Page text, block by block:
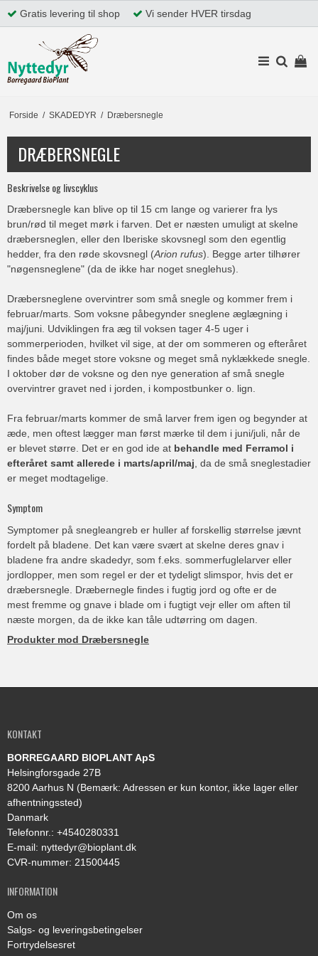
Gratis levering til shop Vi sender HVER tirsdag
Forside / SKADEDYR / Dræbersnegle
DRÆBERSNEGLE
Beskrivelse og livscyklus
Dræbersnegle kan blive op til 15 cm lange og varierer fra lys
brun/rød til meget mørk i farven. Det er næsten umuligt at skelne
dræbersneglen, eller den Iberiske skovsnegl som den egentlig
hedder, fra den røde skovsnegl (Arion rufus). Begge arter tilhører
"nøgensneglene" (da de ikke har noget sneglehus).
Dræbersneglene overvintrer som små snegle og kommer frem i
februar/marts. Som voksne påbegynder sneglene æglægning i
maj/juni. Udviklingen fra æg til voksen tager 4-5 uger i
sommerperioden, hvilket vil sige, at der om sommeren og efteråret
findes både meget store voksne og meget små nyklækkede snegle.
I oktober dør de voksne og den nye generation af små snegle
overvintrer gravet ned i jorden, i kompostbunker o. lign.
Fra februar/marts kommer de små larver frem igen og begynder at
æde, men oftest lægger man først mærke til dem i juni/juli, når de
er blevet større. Det er en god ide at behandle med Ferramol i
efteråret samt allerede i marts/april/maj , da de små sneglestadier
er meget modtagelige.
Symptom
Symptomer på snegleangreb er huller af forskellig størrelse jævnt
fordelt på bladene. Det kan være svært at skelne deres gnav i
bladene fra andre skadedyr, som f.eks. sommerfuglelarver eller
jordlopper, men som regel er der et tydeligt slimspor, hvis det er
dræbersnegle. Dræbernegle findes i fugtig jord og ofte er de
mest fremme og gnave i blade om i fugtigt vejr eller om aften til
næste morgen, da de ikke kan tåle udtørring om dagen.
Produkter mod Dræbersnegle
KONTAKT
BORREGAARD BIOPLANT ApS
Helsingforsgade 27B
8200 Aarhus N (Bemærk: Adressen er kun kontor, ikke lager eller
afhentningssted)
Danmark
Telefonnr. : +4540280331
E-mail: nyttedyr@bioplant.dk
CVR-nummer: 21500445
INFORMATION
Om os
Salgs- og leveringsbetingelser
Fortrydelsesret